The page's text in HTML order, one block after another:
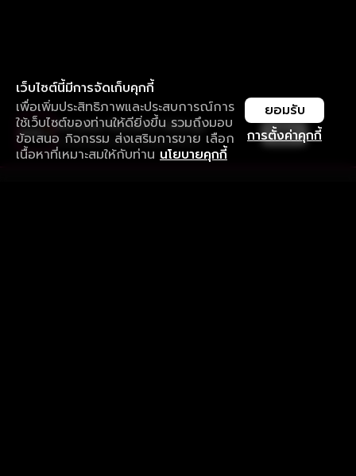
เว็บไซต์นี้มีการจัดเก็บคุกกี้
เพื่อเพิ่มประสิทธิภาพและประสบการณ์การ
ใช้เว็บไซต์ของท่านให้ดียิ่งขึ้น รวมถึงมอบ
ข้อเสนอ กิจกรรม ส่งเสริมการขาย เลือก
เนื้อหาที่เหมาะสมให้กับท่าน นโยบายคุกกี้
การตั้งค่าคุกกี้
ยอมรับ
ใช้งานแอป ลื่นไหลกว่า ไม่มีสะดุด
ดาวน์โหลดแอปเพื่อการรับชมที่ดีกว่า เปิด